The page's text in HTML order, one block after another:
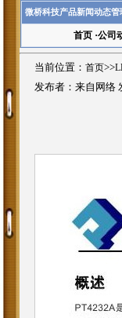
微桥科技产品新闻动态管
首页·公司
当前位置： 首页>>
发布者：来自网络